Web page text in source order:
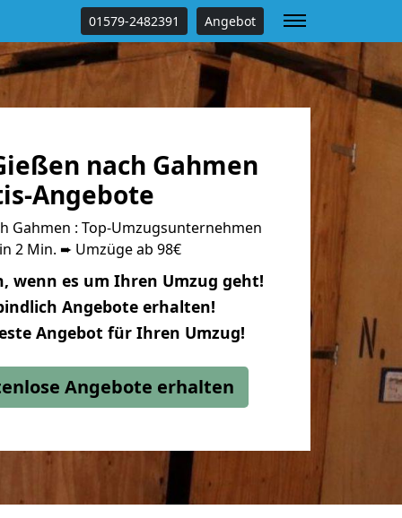
01579-2482391 Angebot
nach Gahmen
Angebote
Gahmen : Top-Umzugsunternehmen
2 Min. ➨ Umzüge ab 98€
wenn es um Ihren Umzug geht!
Angebote erhalten!
Angebot für Ihren Umzug!
Angebote erhalten